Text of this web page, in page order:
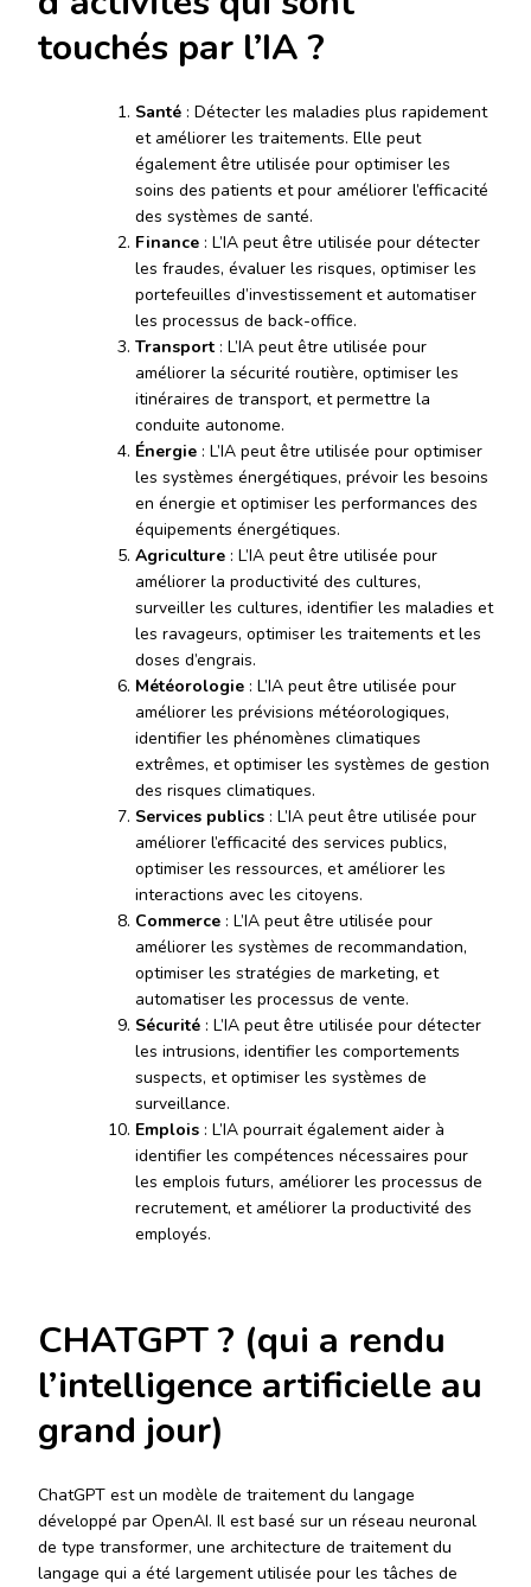
touchés par l’IA ?
Santé : Détecter les maladies plus rapidement
et améliorer les traitements. Elle peut
également être utilisée pour optimiser les
soins des patients et pour améliorer l’efficacité
des systèmes de santé.
Finance : L’IA peut être utilisée pour détecter
les fraudes, évaluer les risques, optimiser les
portefeuilles d’investissement et automatiser
les processus de back-office.
Transport : L’IA peut être utilisée pour
améliorer la sécurité routière, optimiser les
itinéraires de transport, et permettre la
conduite autonome.
Énergie : L’IA peut être utilisée pour optimiser
les systèmes énergétiques, prévoir les besoins
en énergie et optimiser les performances des
équipements énergétiques.
Agriculture : L’IA peut être utilisée pour
améliorer la productivité des cultures,
surveiller les cultures, identifier les maladies et
les ravageurs, optimiser les traitements et les
doses d’engrais.
Météorologie : L’IA peut être utilisée pour
améliorer les prévisions météorologiques,
identifier les phénomènes climatiques
extrêmes, et optimiser les systèmes de gestion
des risques climatiques.
Services publics : L’IA peut être utilisée pour
améliorer l’efficacité des services publics,
optimiser les ressources, et améliorer les
interactions avec les citoyens.
Commerce : L’IA peut être utilisée pour
améliorer les systèmes de recommandation,
optimiser les stratégies de marketing, et
automatiser les processus de vente.
Sécurité : L’IA peut être utilisée pour détecter
les intrusions, identifier les comportements
suspects, et optimiser les systèmes de
surveillance.
Emplois : L’IA pourrait également aider à
identifier les compétences nécessaires pour
les emplois futurs, améliorer les processus de
recrutement, et améliorer la productivité des
employés.
CHATGPT ? (qui a rendu
l’intelligence artificielle au
grand jour)
ChatGPT est un modèle de traitement du langage
développé par OpenAI. Il est basé sur un réseau neuronal
de type transformer, une architecture de traitement du
langage qui a été largement utilisée pour les tâches de